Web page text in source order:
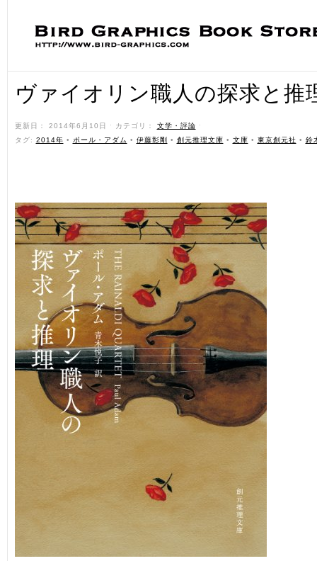
ヴァイオリン職人の探求と推
更新日： 2014年6月10日 ˑ カテゴリ： 文学・評論 ˑ
タグ: 2014年 • ポール・アダム • 伊藤彰剛 • 創元推理文庫 • 文庫 • 東京創元社 • 鈴